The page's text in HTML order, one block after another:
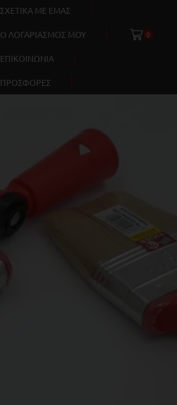
ΣΧΕΤΙΚΑ ΜΕ ΕΜΑΣ
Ο ΛΟΓΑΡΙΑΣΜΟΣ ΜΟΥ
ΕΠΙΚΟΙΝΩΝΙΑ
ΠΡΟΣΦΟΡΕΣ
0